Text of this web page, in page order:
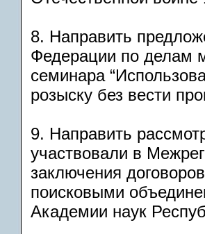
8. Направить
Федерации по делам
семинара
розыску без вести
9. Направить
участвовали в
заключения
поисковыми
Академии наук